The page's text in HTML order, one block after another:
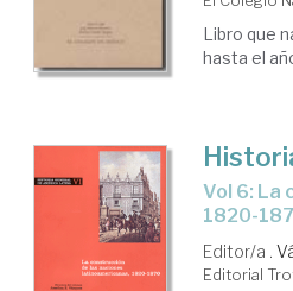
Libro que
hasta el
Vol 6: La construcción de las naciones latinoamericanas:
1820-
Editor/a .
Editorial